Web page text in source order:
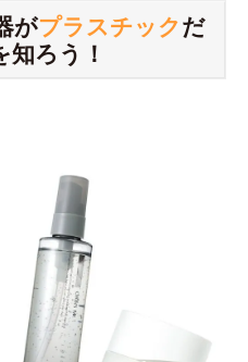
がプラスチックだ
ろう！